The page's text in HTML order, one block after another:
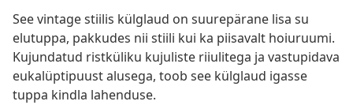
See vintage stiilis külglaud on suurepärane lisa su
elutuppa, pakkudes nii stiili kui ka piisavalt hoiuruumi.
Kujundatud ristküliku kujuliste riiulitega ja vastupidava
eukalüptipuust alusega, toob see külglaud igasse
tuppa kindla lahenduse.